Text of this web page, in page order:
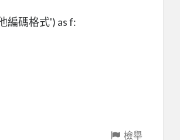
編碼格式') as f:
檢舉